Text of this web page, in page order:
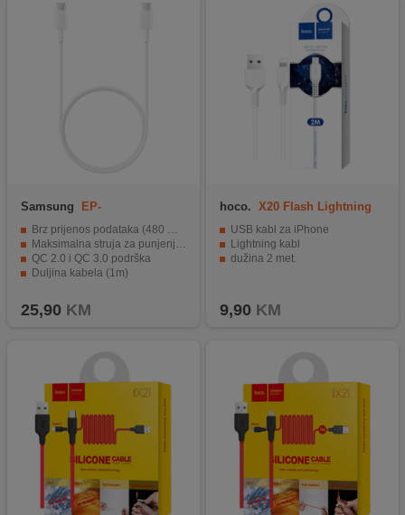
Samsung
EP-
Brz prijenos podataka (480 Mbps)
Maksimalna struja za punjenje (3A)
QC 2.0 i QC 3.0 podrška
Duljina kabela (1m)
25,90 KM
hoco. X20 Flash Lightning
USB kabl za iPhone
Lightning kabl
dužina 2 met.
9,90 KM